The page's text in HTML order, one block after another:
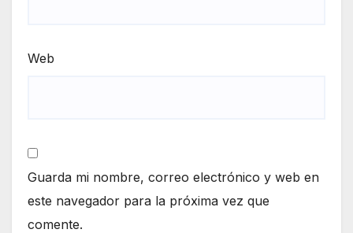
Web
Guarda mi nombre, correo electrónico y web en
este navegador para la próxima vez que
comente.